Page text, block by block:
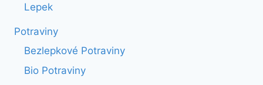
Lepek
Potraviny
Bezlepkové Potraviny
Bio Potraviny